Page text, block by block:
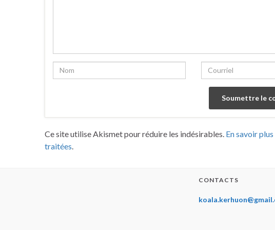
Ce site utilise Akismet pour réduire les indésirables. En savoir
traitées
CONTACTS